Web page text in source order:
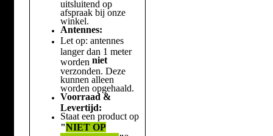
uitsluitend op
afspraak bij onze
winkel.
Antennes:
Let op: antennes
langer dan 1 meter
worden niet
verzonden. Deze
kunnen alleen
worden opgehaald.
Voorraad &
Levertijd:
Staat een product op
"NIET OP